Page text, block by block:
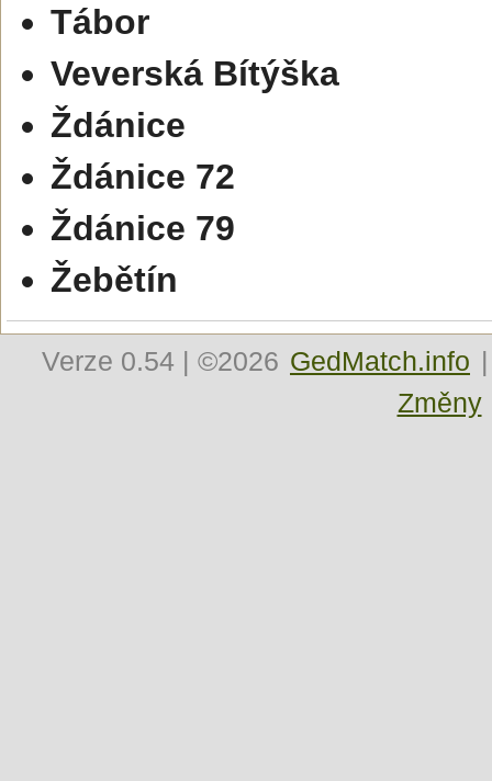
Tábor
Veverská Bítýška
Ždánice
Ždánice 72
Ždánice 79
Žebětín
Verze 0.54 | ©2026 GedMatch.info
Změny